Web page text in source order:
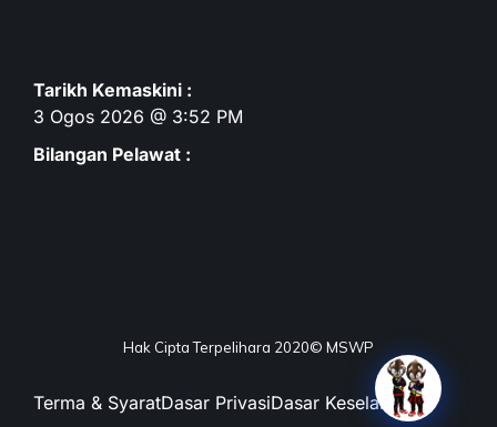
Tarikh Kemaskini :
3 Ogos 2026 @ 3:52 PM
Bilangan Pelawat :
Hak Cipta Terpelihara 2020© MSWP
Terma & SyaratDasar PrivasiDasar Keselamatan